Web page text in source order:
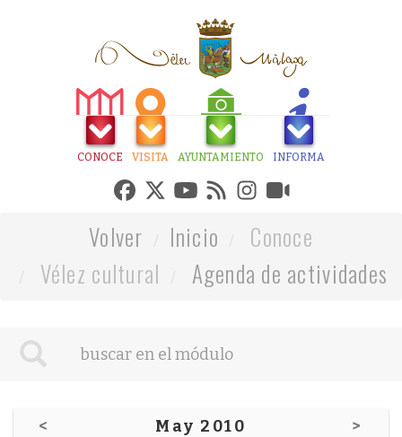
CONOCE VISITA AYUNTAMIENTO INFORMA
Volver Inicio
Conoce
Vélez cultural
Agenda de actividades
< May 2010 >